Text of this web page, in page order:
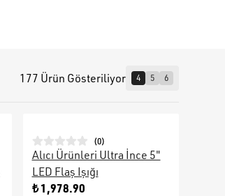
177 Ürün Gösteriliyor 4 5 6
(0)
Alıcı Ürünleri Ultra İnce 5"
LED Flaş Işığı
₺ 1,978.90